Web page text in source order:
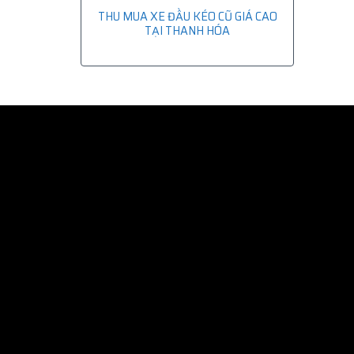
THU MUA XE ĐẦU KÉO CŨ GIÁ CAO
TẠI THANH HÓA